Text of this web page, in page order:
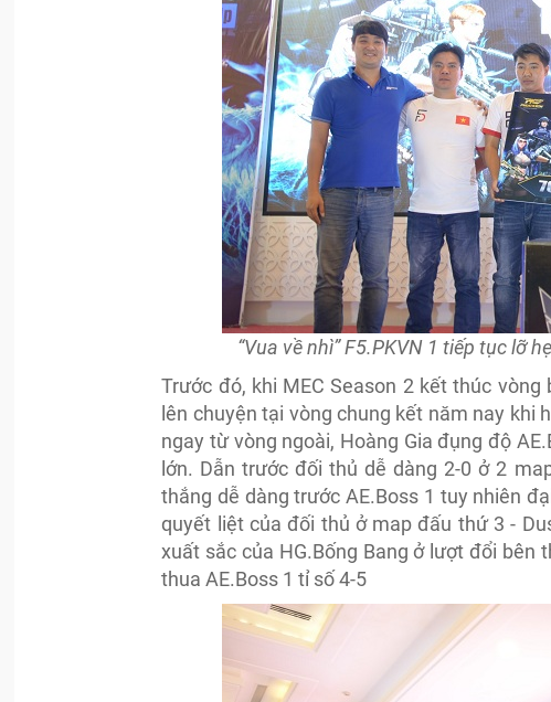
“Vua về nhì” F5.PKVN 1 tiếp tục lỡ
Trước đó, khi MEC Season 2 kết thúc
lên chuyện tại vòng chung kết năm nay khi
ngay từ vòng ngoài, Hoàng Gia đụng độ
lớn. Dẫn trước đối thủ dễ dàng 2-0 ở 2
thắng dễ dàng trước AE.Boss 1 tuy nhiên
quyết liệt của đối thủ ở map đấu thứ 3 -
xuất sắc của HG.Bống Bang ở lượt đổi
thua AE.Boss 1 tỉ số 4-5